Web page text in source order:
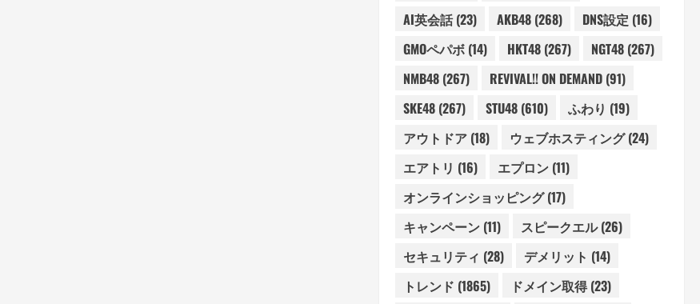
AI英会話(23) AKB48(268) DNS設定 (16)
GMOペパボ(14) HKT48(267) NGT48(267)
NMB48(267) REVIVAL!! ON DEMAND(91)
SKE48(267) STU48(610) ふわり (19)
アウトドア(18) ウェブホスティング(24)
エアトリ (16) エプロン(11)
オンラインショッピング(17)
キャンペーン(11) スピークエル(26)
セキュリティ (28) デメリット (14)
トレンド (1865) ドメイン取得(23)